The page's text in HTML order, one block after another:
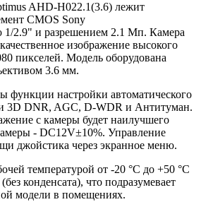
AHD-H022.1(3.6) лежит
CMOS Sony
1/2.9" и разрешением 2.1 Мп. Камера
изображение высокого
пикселей. Модель оборудована
3.6 мм.
функции настройки автоматического
и 3D DNR, AGC, D-WDR и Антитуман.
с камеры будет наилучшего
- DC12V±10%. Управление
джойстика через экранное меню.
температурой от -20 °С до +50 °С
конденсата), что подразумевает
модели в помещениях.